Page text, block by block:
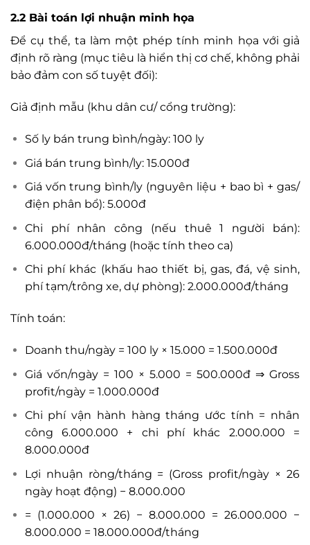
2.2 Bài toán lợi nhuận minh họa
Để cụ thể, ta làm một phép tính minh họa với giả
định rõ ràng (mục tiêu là hiển thị cơ chế, không phải
bảo đảm con số tuyệt đối):
Giả định mẫu (khu dân cư/ cổng trường):
Số ly bán trung bình/ngày: 100 ly
Giá bán trung bình/ly: 15.000đ
Giá vốn trung bình/ly (nguyên liệu + bao bì + gas/
điện phân bổ): 5.000đ
Chi phí nhân công (nếu thuê 1 người bán):
6.000.000đ/tháng (hoặc tính theo ca)
Chi phí khác (khấu hao thiết bị, gas, đá, vệ sinh,
phí tạm/trông xe, dự phòng): 2.000.000đ/tháng
Tính toán:
Doanh thu/ngày = 100 ly × 15.000 = 1.500.000đ
Giá vốn/ngày = 100 × 5.000 = 500.000đ ⇒ Gross
profit/ngày = 1.000.000đ
Chi phí vận hành hàng tháng ước tính = nhân
công 6.000.000 + chi phí khác 2.000.000 =
8.000.000đ
Lợi nhuận ròng/tháng = (Gross profit/ngày × 26
ngày hoạt động) − 8.000.000
= (1.000.000 × 26) − 8.000.000 = 26.000.000 −
8.000.000 = 18.000.000đ/tháng